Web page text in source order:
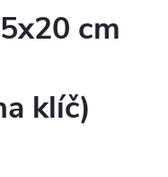
cm
klíč)